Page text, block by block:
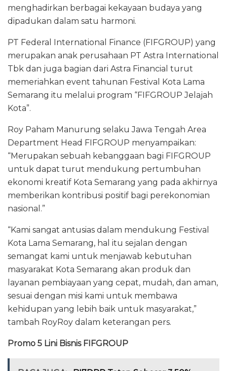
menghadirkan berbagai kekayaan budaya yang
dipadukan dalam satu harmoni.
PT Federal International Finance (FIFGROUP) yang
merupakan anak perusahaan PT Astra International
Tbk dan juga bagian dari Astra Financial turut
memeriahkan event tahunan Festival Kota Lama
Semarang itu melalui program “FIFGROUP Jelajah
Kota”.
Roy Paham Manurung selaku Jawa Tengah Area
Department Head FIFGROUP menyampaikan:
“Merupakan sebuah kebanggaan bagi FIFGROUP
untuk dapat turut mendukung pertumbuhan
ekonomi kreatif Kota Semarang yang pada akhirnya
memberikan kontribusi positif bagi perekonomian
nasional.”
“Kami sangat antusias dalam mendukung Festival
Kota Lama Semarang, hal itu sejalan dengan
semangat kami untuk menjawab kebutuhan
masyarakat Kota Semarang akan produk dan
layanan pembiayaan yang cepat, mudah, dan aman,
sesuai dengan misi kami untuk membawa
kehidupan yang lebih baik untuk masyarakat,”
tambah RoyRoy dalam keterangan pers.
Promo 5 Lini Bisnis FIFGROUP